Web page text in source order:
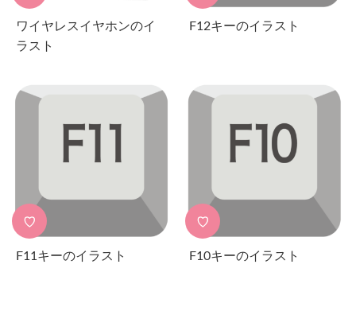
ワイヤレスイヤホンのイ
ラスト
F12キーのイラスト
♡
F11キーのイラスト
♡
F10キーのイラスト